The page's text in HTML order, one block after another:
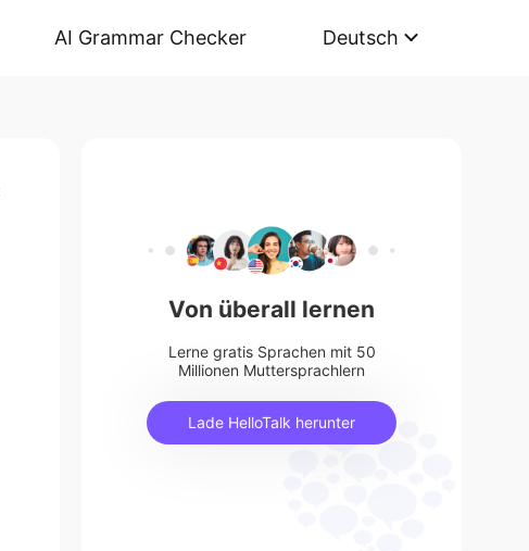
AI Grammar Checker Deutsch
Von überall lernen
Lerne gratis Sprachen mit 50
Millionen Muttersprachlern
Lade HelloTalk herunter